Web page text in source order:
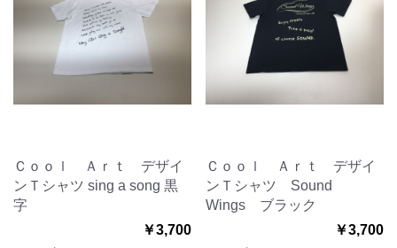
Ｃｏｏｌ Ａｒｔ デザイ
ンＴシャツ sing a song 黒
字
￥3,700
Ｃｏｏｌ Ａｒｔ デザイ
ンＴシャツ Sound
Wings ブラック
￥3,700